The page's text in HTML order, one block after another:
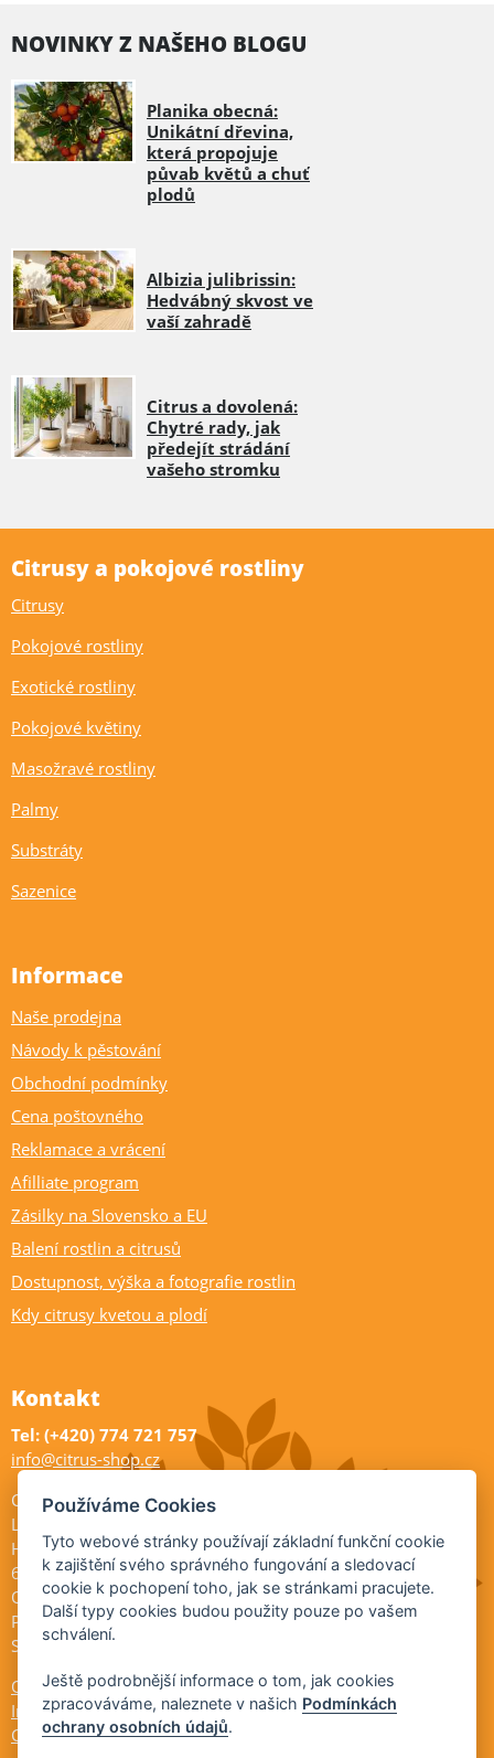
NOVINKY Z NAŠEHO BLOGU
Planika obecná:
Unikátní dřevina,
která propojuje
půvab květů a chuť
plodů
Albizia julibrissin:
Hedvábný skvost ve
vaší zahradě
Citrus a dovolená:
Chytré rady, jak
předejít strádání
vašeho stromku
Citrusy a pokojové rostliny
Citrusy
Pokojové rostliny
Exotické rostliny
Pokojové květiny
Masožravé rostliny
Palmy
Substráty
Sazenice
Informace
Naše prodejna
Návody k pěstování
Obchodní podmínky
Cena poštovného
Reklamace a vrácení
Afilliate program
Zásilky na Slovensko a EU
Balení rostlin a citrusů
Dostupnost, výška a fotografie rostlin
Kdy citrusy kvetou a plodí
Kontakt
Tel: (+420) 774 721 757
info@citrus-shop.cz
Citrus shop zahradnictví
Legionářů 2
Hodonín
695 01
Otevřeno:
Po-Pá 9-17
So 9-11:30
Ochrana osobních údajů
Informace ÚKZÚZ
Cookies
Používáme Cookies
Tyto webové stránky používají základní funkční cookie
k zajištění svého správného fungování a sledovací
cookie k pochopení toho, jak se stránkami pracujete.
Další typy cookies budou použity pouze po vašem
schválení.
Ještě podrobnější informace o tom, jak cookies
zpracováváme, naleznete v našich Podmínkách
ochrany osobních údajů.